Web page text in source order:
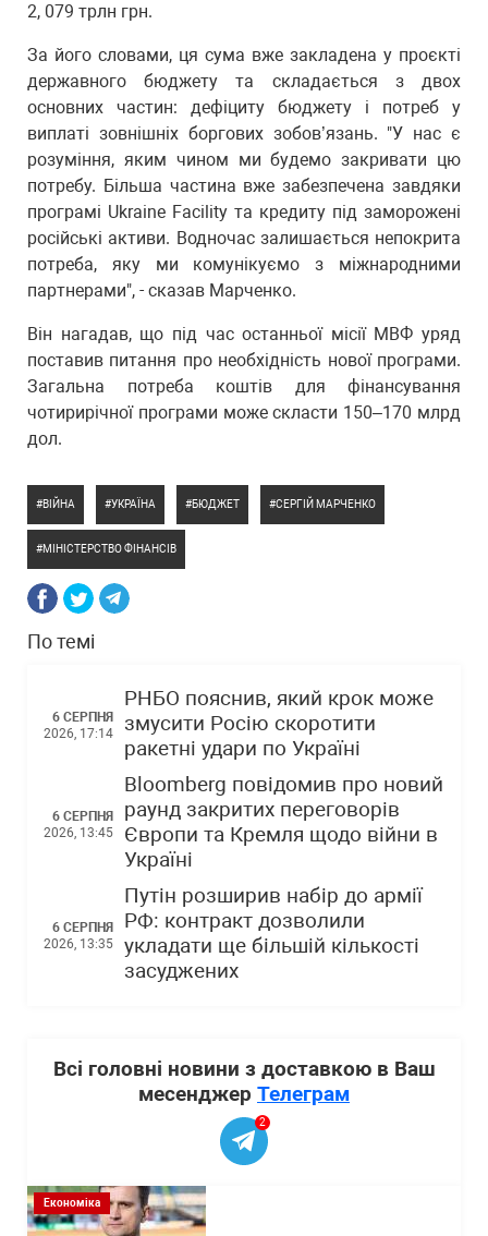
2, 079 трлн грн.
За його словами, ця сума вже закладена у проєкті
державного бюджету та складається з двох
основних частин: дефіциту бюджету і потреб у
виплаті зовнішніх боргових зобов’язань. "У нас є
розуміння, яким чином ми будемо закривати цю
потребу. Більша частина вже забезпечена завдяки
програмі Ukraine Facility та кредиту під заморожені
російські активи. Водночас залишається непокрита
потреба, яку ми комунікуємо з міжнародними
партнерами", - сказав Марченко.
Він нагадав, що під час останньої місії МВФ уряд
поставив питання про необхідність нової програми.
Загальна потреба коштів для фінансування
чотирирічної програми може скласти 150–170 млрд
дол.
ВІЙНА УКРАЇНА БЮДЖЕТ СЕРГІЙ МАРЧЕНКО
МІНІСТЕРСТВО ФІНАНСІВ
По темі
6 СЕРПНЯ
2026, 17:14
РНБО пояснив, який крок може
змусити Росію скоротити
ракетні удари по Україні
6 СЕРПНЯ
2026, 13:45
Bloomberg повідомив про новий
раунд закритих переговорів
Європи та Кремля щодо війни в
Україні
6 СЕРПНЯ
2026, 13:35
Путін розширив набір до армії
РФ: контракт дозволили
укладати ще більшій кількості
засуджених
Всі головні новини з доставкою в Ваш
месенджер Телеграм
2
Економіка